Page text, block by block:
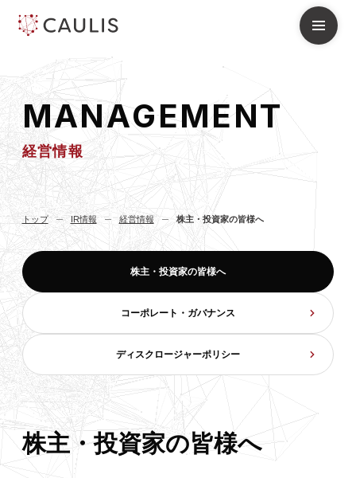
MANAGEMENT
経営情報
トップ IR情報 経営情報 株主・投資家の皆様へ
株主・投資家の皆様へ
コーポレート・ガバナンス
ディスクロージャーポリシー
株主・投資家の皆様へ